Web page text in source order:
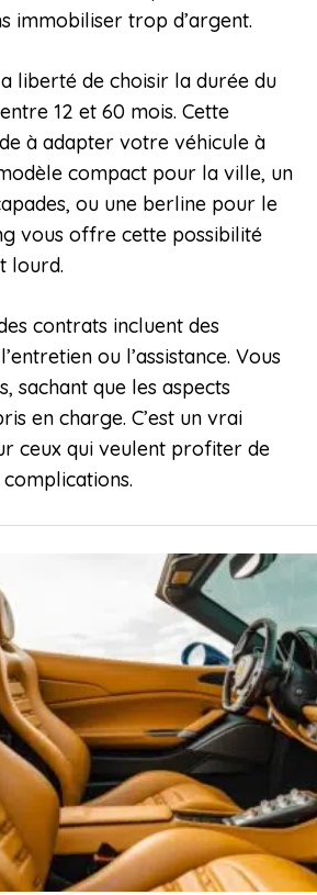
immobiliser trop d’argent.
liberté de choisir la durée du
12 et 60 mois. Cette
à adapter votre véhicule à
compact pour la ville, un
ou une berline pour le
vous offre cette possibilité
lourd.
contrats incluent des
ou l’assistance. Vous
sachant que les aspects
en charge. C’est un vrai
ceux qui veulent profiter de